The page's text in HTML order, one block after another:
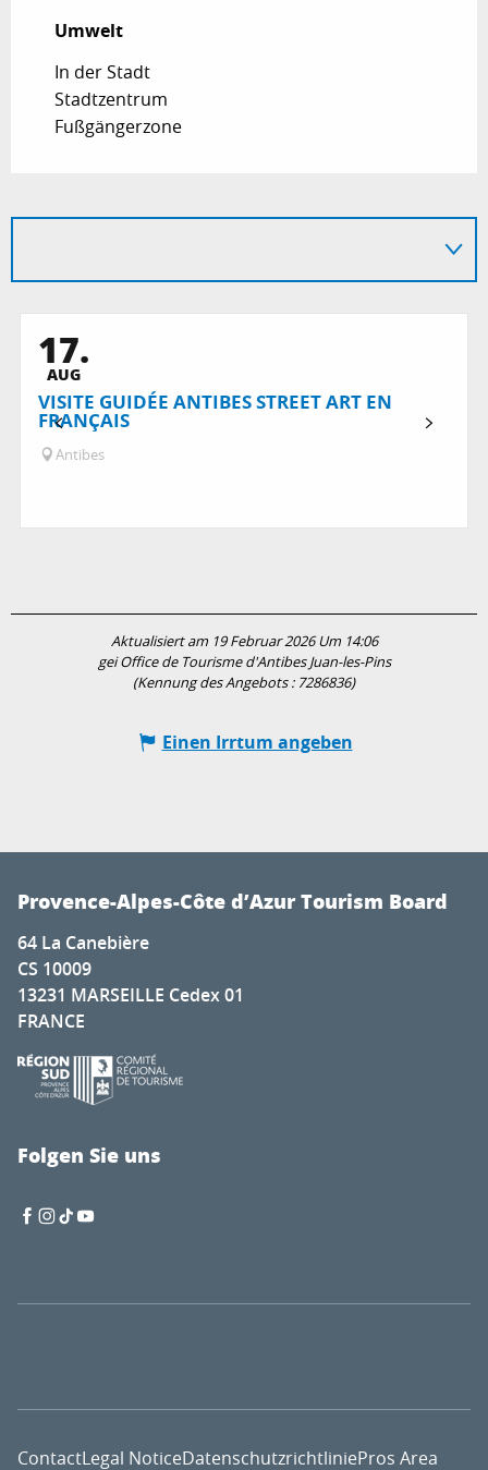
Umwelt
Umwelt
In der Stadt
Stadtzentrum
Fußgängerzone
17.
AUG
VISITE GUIDÉE ANTIBES STREET ART EN
FRANÇAIS
Antibes
Aktualisiert am 19 Februar 2026 Um 14:06
gei Office de Tourisme d'Antibes Juan-les-Pins
(Kennung des Angebots : 7286836)
Einen Irrtum angeben
Provence-Alpes-Côte d’Azur Tourism Board
64 La Canebière
CS 10009
13231 MARSEILLE Cedex 01
FRANCE
Folgen Sie uns
ContactLegal NoticeDatenschutzrichtliniePros Area